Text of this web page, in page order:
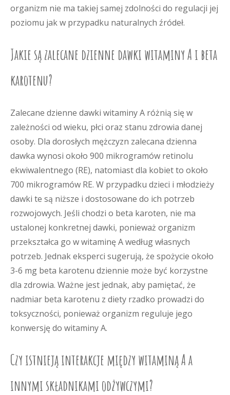
organizm nie ma takiej samej zdolności do regulacji jej
poziomu jak w przypadku naturalnych źródeł.
Jakie są zalecane dzienne dawki witaminy A i beta
karotenu?
Zalecane dzienne dawki witaminy A różnią się w
zależności od wieku, płci oraz stanu zdrowia danej
osoby. Dla dorosłych mężczyzn zalecana dzienna
dawka wynosi około 900 mikrogramów retinolu
ekwiwalentnego (RE), natomiast dla kobiet to około
700 mikrogramów RE. W przypadku dzieci i młodzieży
dawki te są niższe i dostosowane do ich potrzeb
rozwojowych. Jeśli chodzi o beta karoten, nie ma
ustalonej konkretnej dawki, ponieważ organizm
przekształca go w witaminę A według własnych
potrzeb. Jednak eksperci sugerują, że spożycie około
3-6 mg beta karotenu dziennie może być korzystne
dla zdrowia. Ważne jest jednak, aby pamiętać, że
nadmiar beta karotenu z diety rzadko prowadzi do
toksyczności, ponieważ organizm reguluje jego
konwersję do witaminy A.
Czy istnieją interakcje między witaminą A a
innymi składnikami odżywczymi?